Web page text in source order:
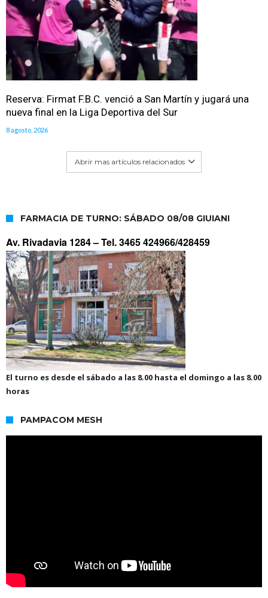
Reserva: Firmat F.B.C. venció a San Martín y jugará una
nueva final en la Liga Deportiva del Sur
8 agosto, 2026
Abrir mas artículos relacionados
FARMACIA DE TURNO: SÁBADO 08/08 GIUIANI
Av. Rivadavia 1284 –Tel. 3465 424966/428459
El turno es desde el sábado a las 8.00 hasta el domingo a las 8.00
horas
PAMPACOM MESH